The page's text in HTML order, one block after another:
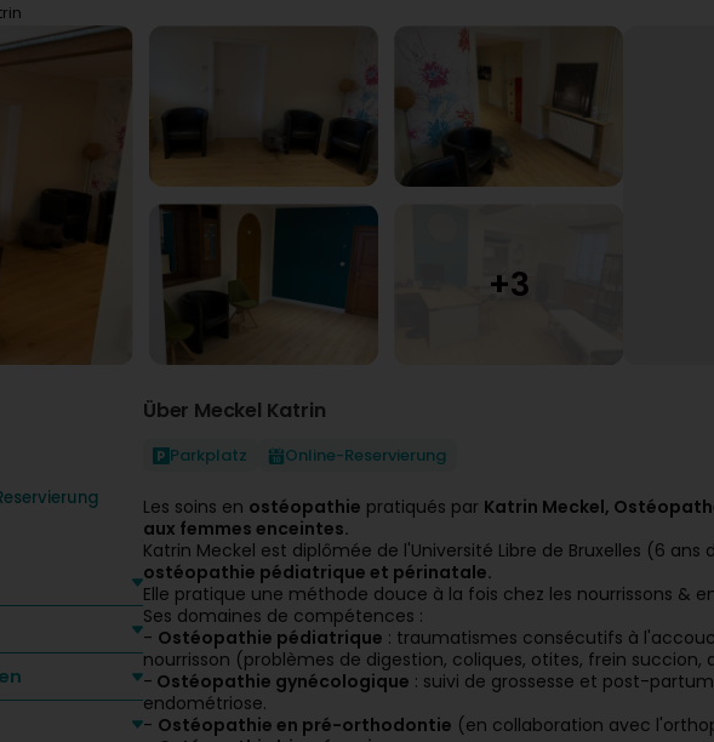
Über Meckel Katrin
Parkplatz Online-Reservierung
Les soins en ostéopathie pratiqués par Katrin Meckel,
aux femmes enceintes.
Katrin Meckel est diplômée de l'Université Libre de Bruxelles (6
ostéopathie pédiatrique et périnatale.
Elle pratique une méthode douce à la fois chez les nourrissons &
Ses domaines de compétences :
- Ostéopathie pédiatrique : traumatismes consécutifs à
nourrisson (problèmes de digestion, coliques, otites, frein
- Ostéopathie gynécologique : suivi de grossesse et post-
endométriose.
- Ostéopathie en pré-orthodontie (en collaboration avec